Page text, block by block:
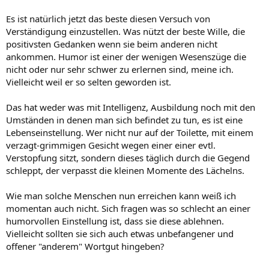
Es ist natürlich jetzt das beste diesen Versuch von
Verständigung einzustellen. Was nützt der beste Wille, die
positivsten Gedanken wenn sie beim anderen nicht
ankommen. Humor ist einer der wenigen Wesenszüge die
nicht oder nur sehr schwer zu erlernen sind, meine ich.
Vielleicht weil er so selten geworden ist.
Das hat weder was mit Intelligenz, Ausbildung noch mit den
Umständen in denen man sich befindet zu tun, es ist eine
Lebenseinstellung. Wer nicht nur auf der Toilette, mit einem
verzagt-grimmigen Gesicht wegen einer einer evtl.
Verstopfung sitzt, sondern dieses täglich durch die Gegend
schleppt, der verpasst die kleinen Momente des Lächelns.
Wie man solche Menschen nun erreichen kann weiß ich
momentan auch nicht. Sich fragen was so schlecht an einer
humorvollen Einstellung ist, dass sie diese ablehnen.
Vielleicht sollten sie sich auch etwas unbefangener und
offener "anderem" Wortgut hingeben?